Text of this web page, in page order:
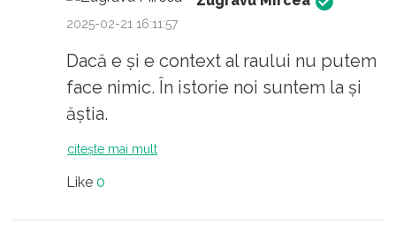
2025-02-21 16:11:57
Dacă e și e context al raului nu putem
face nimic. În istorie noi suntem la și
ăștia.
citește mai mult
Like 0